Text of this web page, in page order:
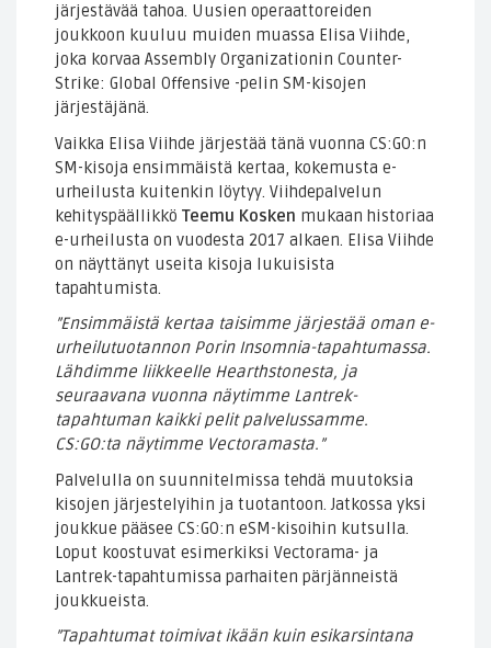
järjestävää tahoa. Uusien operaattoreiden
joukkoon kuuluu muiden muassa Elisa Viihde,
joka korvaa Assembly Organizationin Counter-
Strike: Global Offensive -pelin SM-kisojen
järjestäjänä.
Vaikka Elisa Viihde järjestää tänä vuonna CS:GO:n
SM-kisoja ensimmäistä kertaa, kokemusta e-
urheilusta kuitenkin löytyy. Viihdepalvelun
kehityspäällikkö Teemu Kosken mukaan historiaa
e-urheilusta on vuodesta 2017 alkaen. Elisa Viihde
on näyttänyt useita kisoja lukuisista
tapahtumista.
”Ensimmäistä kertaa taisimme järjestää oman e-
urheilutuotannon Porin Insomnia-tapahtumassa.
Lähdimme liikkeelle Hearthstonesta, ja
seuraavana vuonna näytimme Lantrek-
tapahtuman kaikki pelit palvelussamme.
CS:GO:ta näytimme Vectoramasta.”
Palvelulla on suunnitelmissa tehdä muutoksia
kisojen järjestelyihin ja tuotantoon. Jatkossa yksi
joukkue pääsee CS:GO:n eSM-kisoihin kutsulla.
Loput koostuvat esimerkiksi Vectorama- ja
Lantrek-tapahtumissa parhaiten pärjänneistä
joukkueista.
”Tapahtumat toimivat ikään kuin esikarsintana